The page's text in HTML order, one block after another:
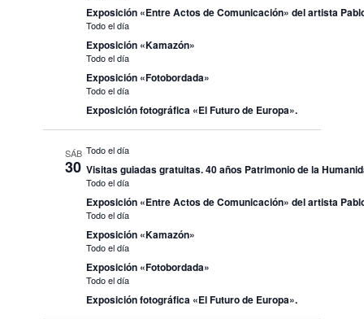
Exposición «Entre Actos de Comunicación» del artista
Todo el día
Exposición «Kamazón»
Todo el día
Exposición «Fotobordada»
Todo el día
Exposición fotográfica «El Futuro de Europa».
SÁB
30
Todo el día
Visitas guiadas gratuitas. 40 años Patrimonio de la
Todo el día
Exposición «Entre Actos de Comunicación» del artista
Todo el día
Exposición «Kamazón»
Todo el día
Exposición «Fotobordada»
Todo el día
Exposición fotográfica «El Futuro de Europa».